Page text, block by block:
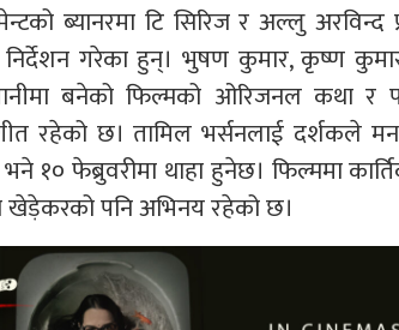
ब्यानरमा टि सिरिज र अल्लु अरविन्द
गरेका हुन्। भुषण कुमार, कृष्ण
बनेको फिल्मको ओरिजनल कथा र
रहेको छ। तामिल भर्सनलाई दर्शकले
१० फेब्रुवरीमा थाहा हुनेछ। फिल्ममा
खेड़ेकरको पनि अभिनय रहेको छ।